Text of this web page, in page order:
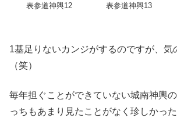
表参道神輿12 表参道神輿13
1基足りないカンジがするのですが、気
（笑）
毎年担ぐことができていない城南神輿
っちもあまり見たことがなく珍しかった